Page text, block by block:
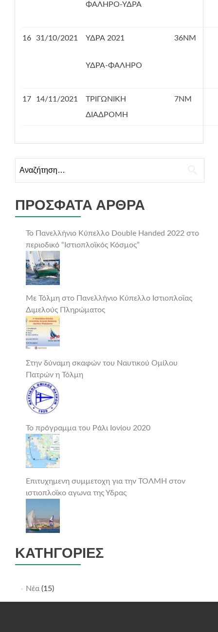
ΦΑΛΗΡΟ-ΥΔΡΑ
16 31/10/2021 ΥΔΡΑ 2021
ΥΔΡΑ-ΦΑΛΗΡΟ
36ΝΜ
17 14/11/2021
ΤΡΙΓΩΝΙΚΗ
ΔΙΑΔΡΟΜΗ
7ΝΜ
για:
ΠΡΌΣΦΑΤΑ ΆΡΘΡΑ
Το Πανελλήνιο Κύπελλο Double Handed 2022 στο
περιοδικό “Ιστιοπλοϊκός Κόσμος”
Με Τόλμη στο Πανελλήνιο Κύπελλο Ιστιοπλοΐας
Διμελούς Πληρώματος
Στην δύναμη σκαφών του Ναυτικού Ομίλου
Πατρών η Τόλμη
Το πρόγραμμα του Ράλι Ιονίου 2020
Επιτυχημενη συμμετοχη για την ΤΟΛΜΗ στον
ιστιοπλοϊκο αγωνα της Υδρας
ΚΑΤΗΓΟΡΊΕΣ
Νέα (15)